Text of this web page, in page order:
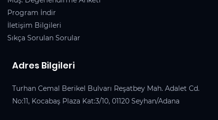
Program İndir
İletişim Bilgileri
Sıkça Sorulan Sorular
Adres Bilgileri
Turhan Cemal Berikel Bulvarı Reşatbey Mah. Adalet Cd.
No:11, Kocabaş Plaza Kat:3/10, 01120 Seyhan/Adana